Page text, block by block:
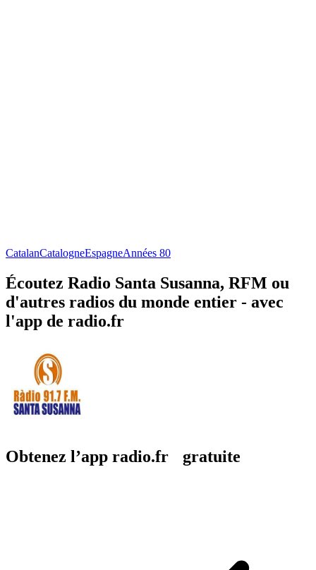
CatalanCatalogneEspagneAnnées 80
Écoutez Radio Santa Susanna, RFM ou
d'autres radios du monde entier - avec
l'app de radio.fr
Obtenez l’app radio.fr gratuite